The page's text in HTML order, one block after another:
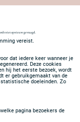
wordt
de
Zo
de
te
je
de